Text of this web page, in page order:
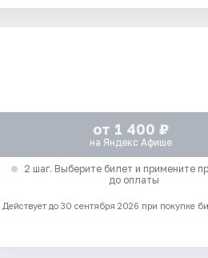
от 1 400 ₽
на Яндекс Афише
2 шаг. Выберите билет и примените
до оплаты
Действует до 30 сентября 2026 при покупке